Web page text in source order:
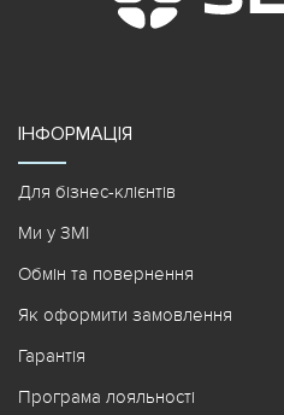
ІНФОРМАЦІЯ
Для бізнес-клієнтів
Ми у ЗМІ
Обмін та повернення
Як оформити замовлення
Гарантія
Програма лояльності